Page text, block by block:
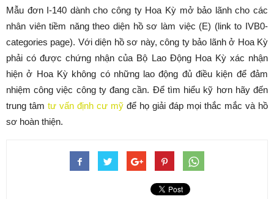
Mẫu đơn I-140 dành cho công ty Hoa Kỳ mở bảo lãnh cho các
nhân viên tiềm năng theo diện hồ sơ làm việc (E) (link to IVB0-
categories page). Với diện hồ sơ này, công ty bảo lãnh ở Hoa Kỳ
phải có được chứng nhận của Bộ Lao Động Hoa Kỳ xác nhận
hiện ở Hoa Kỳ không có những lao động đủ điều kiện để đảm
nhiệm công việc công ty đang cần. Để tìm hiểu kỹ hơn hãy đến
trung tâm tư vấn định cư mỹ để họ giải đáp mọi thắc mắc và hồ
sơ hoàn thiện.